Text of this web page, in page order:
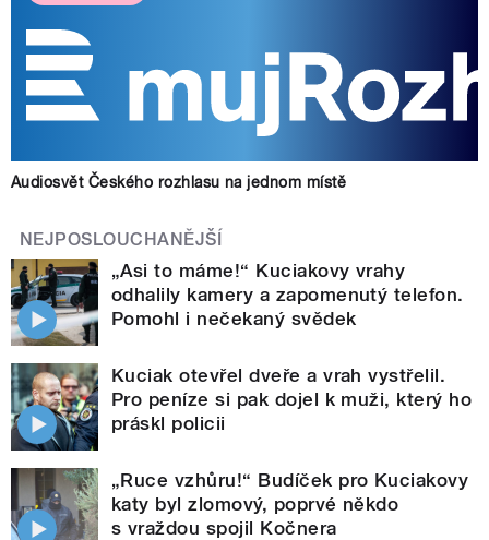
Audiosvět Českého rozhlasu na jednom místě
NEJPOSLOUCHANĚJŠÍ
„Asi to máme!“ Kuciakovy vrahy
odhalily kamery a zapomenutý telefon.
Pomohl i nečekaný svědek
Kuciak otevřel dveře a vrah vystřelil.
Pro peníze si pak dojel k muži, který ho
práskl policii
„Ruce vzhůru!“ Budíček pro Kuciakovy
katy byl zlomový, poprvé někdo
s vraždou spojil Kočnera